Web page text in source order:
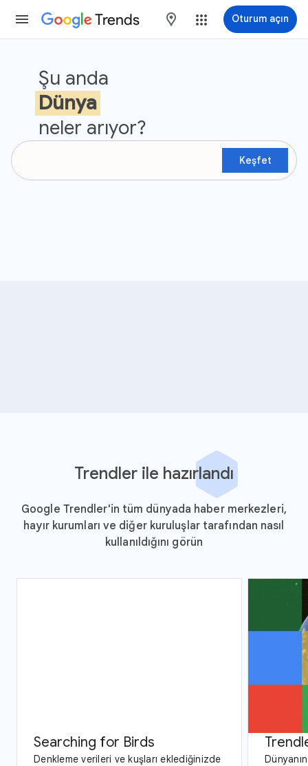
Trends maps Oturum açın
Şu anda
Dünya
neler arıyor?
Keşfet
Trendler ile hazırlandı
Google Trendler'in tüm dünyada haber merkezleri,
hayır kurumları ve diğer kuruluşlar tarafından nasıl
kullanıldığını görün
Searching for Birds
Denkleme verileri ve kuşları eklediğinizde